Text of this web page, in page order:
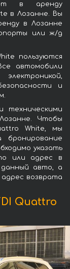
в аренду
в Лозанне. Вы
в Лозанне
или ж/д
пользуются
автомобили
и
техническими
Чтобы
White, мы
указать
или адрес в
авто, а
возврата
Quattro